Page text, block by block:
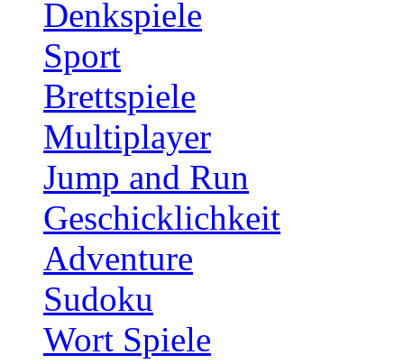
Denkspiele
Sport
Brettspiele
Multiplayer
Jump and Run
Geschicklichkeit
Adventure
Sudoku
Wort Spiele